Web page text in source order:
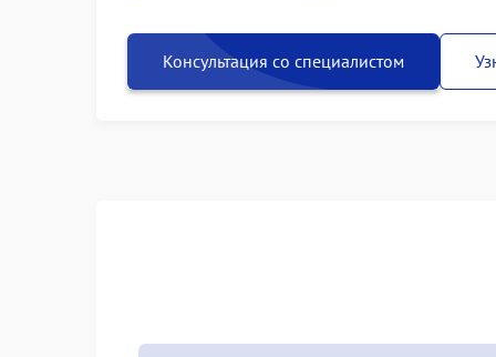
Консультация со специалистом